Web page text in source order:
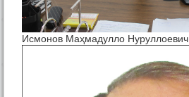
Исмонов Маҳмадулло Нуруллоевич